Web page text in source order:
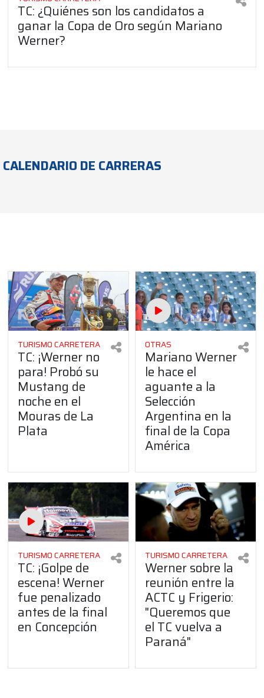
TC: ¿Quiénes son los candidatos a
ganar la Copa de Oro según Mariano
Werner?
CALENDARIO DE CARRERAS
TURISMO CARRETERA
TC: ¡Werner no
para! Probó su
Mustang de
noche en el
Mouras de La
Plata
OTRAS
Mariano Werner
le hace el
aguante a la
Selección
Argentina en la
final de la Copa
América
TURISMO CARRETERA
TC: ¡Golpe de
escena! Werner
fue penalizado
antes de la final
en Concepción
TURISMO CARRETERA
Werner sobre la
reunión entre la
ACTC y Frigerio:
"Queremos que
el TC vuelva a
Paraná"